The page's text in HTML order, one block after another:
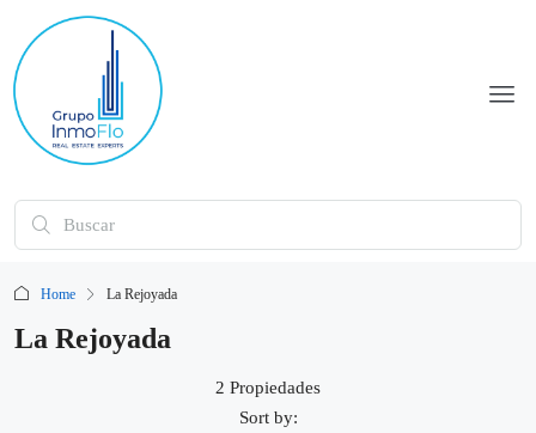
Home La Rejoyada
La Rejoyada
2 Propiedades
Sort by: